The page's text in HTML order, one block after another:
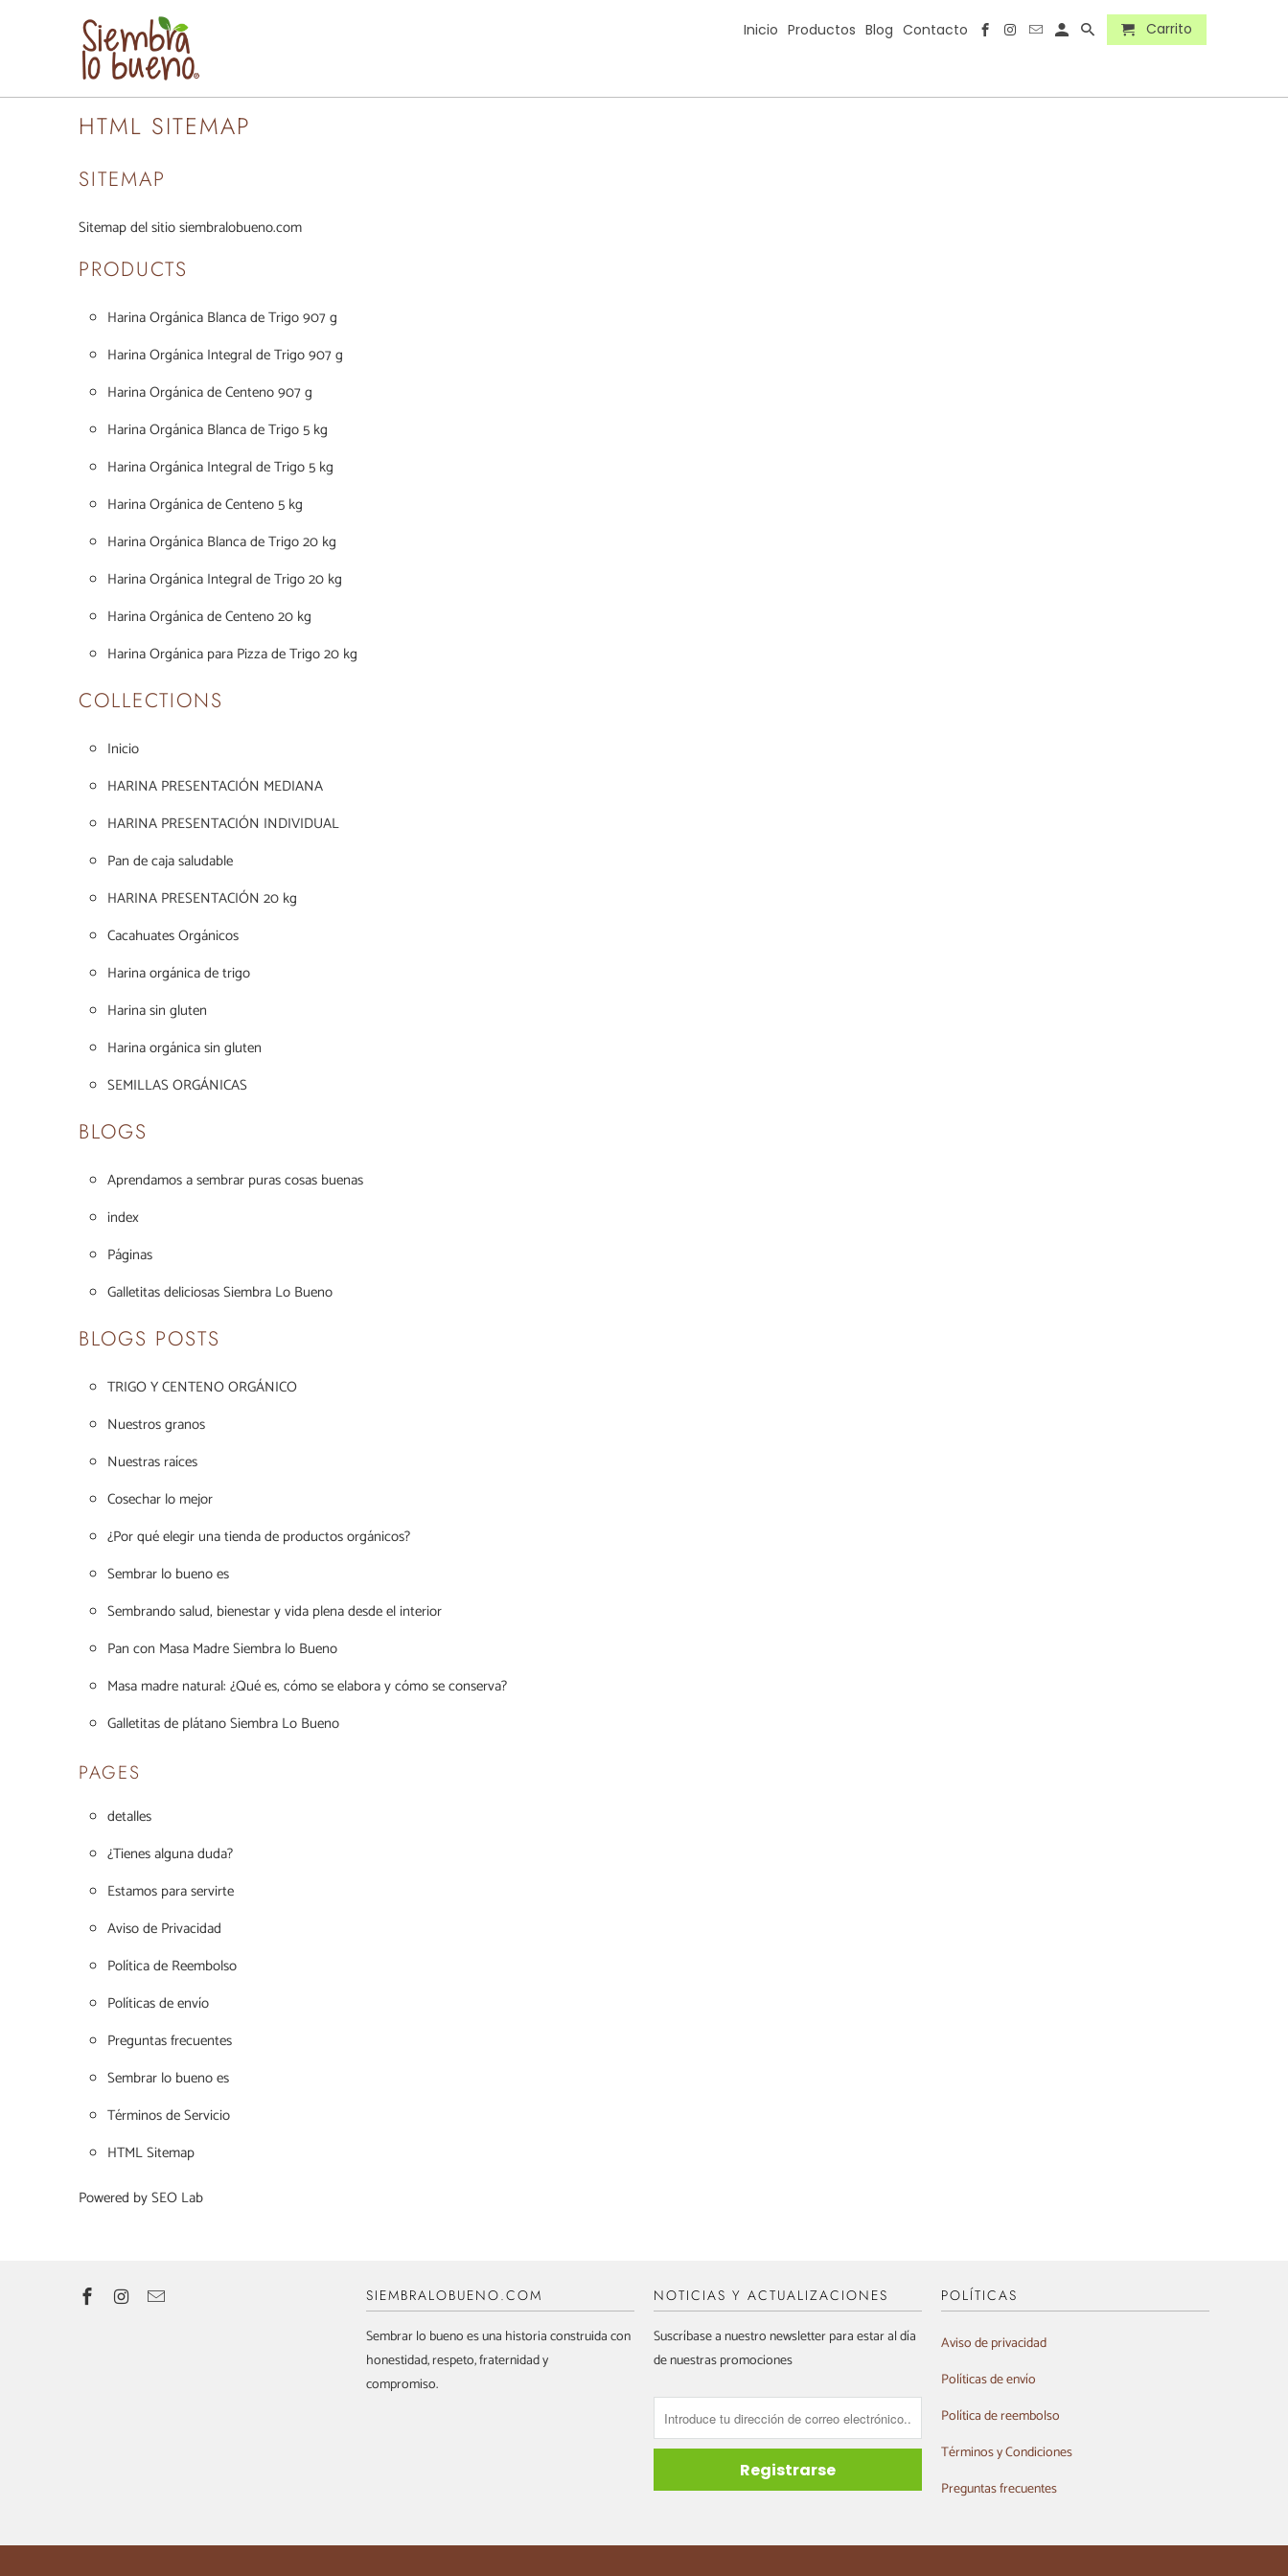
HTML SITEMAP
SITEMAP
Sitemap del sitio siembralobueno.com
PRODUCTS
Harina Orgánica Blanca de Trigo 907 g
Harina Orgánica Integral de Trigo 907 g
Harina Orgánica de Centeno 907 g
Harina Orgánica Blanca de Trigo 5 kg
Harina Orgánica Integral de Trigo 5 kg
Harina Orgánica de Centeno 5 kg
Harina Orgánica Blanca de Trigo 20 kg
Harina Orgánica Integral de Trigo 20 kg
Harina Orgánica de Centeno 20 kg
Harina Orgánica para Pizza de Trigo 20 kg
COLLECTIONS
Inicio
HARINA PRESENTACIÓN MEDIANA
HARINA PRESENTACIÓN INDIVIDUAL
Pan de caja saludable
HARINA PRESENTACIÓN 20 kg
Cacahuates Orgánicos
Harina orgánica de trigo
Harina sin gluten
Harina orgánica sin gluten
SEMILLAS ORGÁNICAS
BLOGS
Aprendamos a sembrar puras cosas buenas
index
Páginas
Galletitas deliciosas Siembra Lo Bueno
BLOGS POSTS
TRIGO Y CENTENO ORGÁNICO
Nuestros granos
Nuestras raíces
Cosechar lo mejor
¿Por qué elegir una tienda de productos orgánicos?
Sembrar lo bueno es
Sembrando salud, bienestar y vida plena desde el interior
Pan con Masa Madre Siembra lo Bueno
Masa madre natural: ¿Qué es, cómo se elabora y cómo se conserva?
Galletitas de plátano Siembra Lo Bueno
PAGES
detalles
¿Tienes alguna duda?
Estamos para servirte
Aviso de Privacidad
Política de Reembolso
Políticas de envío
Preguntas frecuentes
Sembrar lo bueno es
Términos de Servicio
HTML Sitemap
Powered by SEO Lab
SIEMBRALOBUENO.COM
Sembrar lo bueno es una historia construida con
honestidad, respeto, fraternidad y
compromiso.
NOTICIAS Y ACTUALIZACIONES
Suscríbase a nuestro newsletter para estar al día
de nuestras promociones
POLÍTICAS
Aviso de privacidad
Políticas de envío
Política de reembolso
Términos y Condiciones
Preguntas frecuentes
Inicio Productos Blog Contacto Carrito